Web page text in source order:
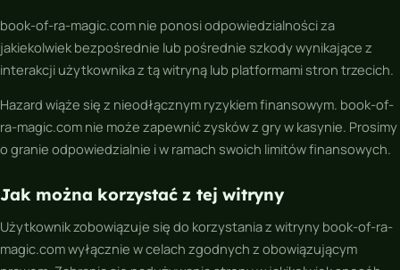
book-of-ra-magic.com nie ponosi odpowiedzialności za
jakiekolwiek bezpośrednie lub pośrednie szkody wynikające z
interakcji użytkownika z tą witryną lub platformami stron trzecich.
Hazard wiąże się z nieodłącznym ryzykiem finansowym. book-of-
ra-magic.com nie może zapewnić zysków z gry w kasynie. Prosimy
o granie odpowiedzialnie i w ramach swoich limitów finansowych.
Jak można korzystać z tej witryny
Użytkownik zobowiązuje się do korzystania z witryny book-of-ra-
magic.com wyłącznie w celach zgodnych z obowiązującym